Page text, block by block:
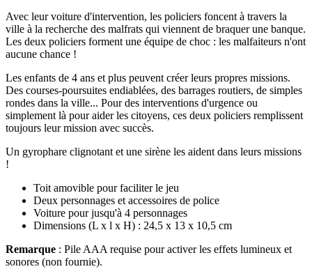
Avec leur voiture d'intervention, les policiers foncent à travers la
ville à la recherche des malfrats qui viennent de braquer une banque.
Les deux policiers forment une équipe de choc : les malfaiteurs n'ont
aucune chance !
Les enfants de 4 ans et plus peuvent créer leurs propres missions.
Des courses-poursuites endiablées, des barrages routiers, de simples
rondes dans la ville... Pour des interventions d'urgence ou
simplement là pour aider les citoyens, ces deux policiers remplissent
toujours leur mission avec succès.
Un gyrophare clignotant et une sirène les aident dans leurs missions
!
Toit amovible pour faciliter le jeu
Deux personnages et accessoires de police
Voiture pour jusqu'à 4 personnages
Dimensions (L x l x H) : 24,5 x 13 x 10,5 cm
Remarque : Pile AAA requise pour activer les effets lumineux et
sonores (non fournie).